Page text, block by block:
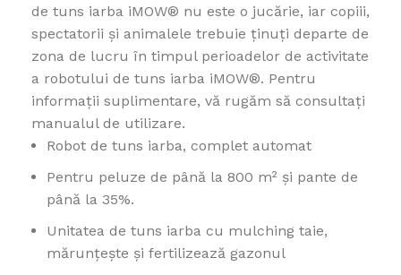
de tuns iarba iMOW® nu este o jucărie, iar copiii,
spectatorii și animalele trebuie ținuţi departe de
zona de lucru în timpul perioadelor de activitate
a robotului de tuns iarba iMOW®. Pentru
informații suplimentare, vă rugăm să consultați
manualul de utilizare.
Robot de tuns iarba, complet automat
Pentru peluze de până la 800 m² și pante de
până la 35%.
Unitatea de tuns iarba cu mulching taie,
mărunțește și fertilizează gazonul